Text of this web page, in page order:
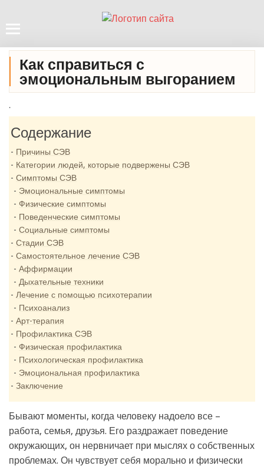
Как справиться с
эмоциональным выгоранием
.
Содержание
Причины СЭВ
Категории людей, которые подвержены СЭВ
Симптомы СЭВ
Эмоциональные симптомы
Физические симптомы
Поведенческие симптомы
Социальные симптомы
Стадии СЭВ
Самостоятельное лечение СЭВ
Аффирмации
Дыхательные техники
Лечение с помощью психотерапии
Психоанализ
Арт-терапия
Профилактика СЭВ
Физическая профилактика
Психологическая профилактика
Эмоциональная профилактика
Заключение
Бывают моменты, когда человеку надоело все –
работа, семья, друзья. Его раздражает поведение
окружающих, он нервничает при мыслях о собственных
проблемах. Он чувствует себя морально и физически